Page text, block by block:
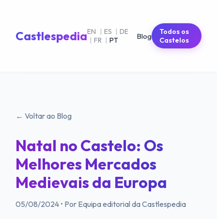
CastlespediaEN | ES | DE
| FR | PT Blog
Todos os
Castelos
← Voltar ao Blog
Natal no Castelo: Os
Melhores Mercados
Medievais da Europa
05/08/2024 • Por Equipa editorial da Castlespedia